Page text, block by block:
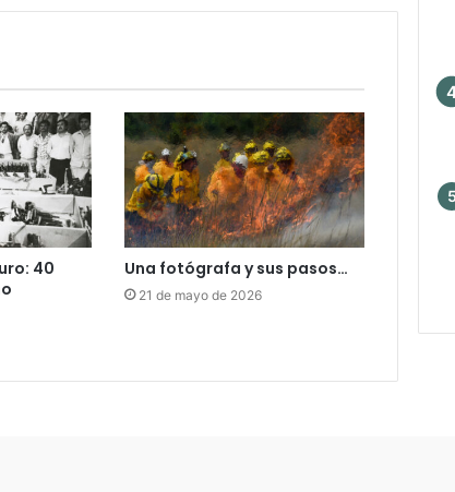
40
Una fotógrafa y sus pasos…
21 de mayo de 2026